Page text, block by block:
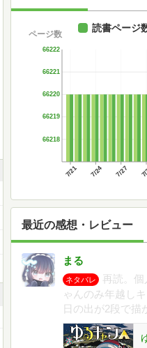
7/21 7/24 7/27
66218
66219
66220
66221
66222
ページ数
読書ページ
最近の感想・レビュー
まる
ネタバレ
再読。
ゃんのみ年越し
日の出が2段で